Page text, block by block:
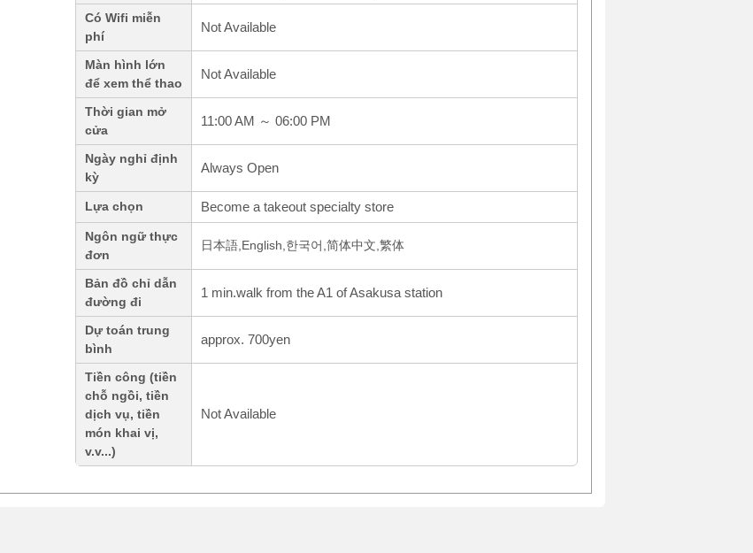
Có Wifi miễn
phí
Not Available
Màn hình lớn
để xem thể thao
Not Available
Thời gian mở
cửa
11:00 AM ～ 06:00 PM
Ngày nghỉ định
kỳ
Always Open
Lựa chọn Become a takeout specialty store
Ngôn ngữ thực
đơn
日本語,English,한국어,简体中文,繁体
Bản đồ chỉ dẫn
đường đi
1 min.walk from the A1 of Asakusa station
Dự toán trung
bình
approx. 700yen
Tiền công (tiền
chỗ ngồi, tiền
dịch vụ, tiền
món khai vị,
v.v...)
Not Available